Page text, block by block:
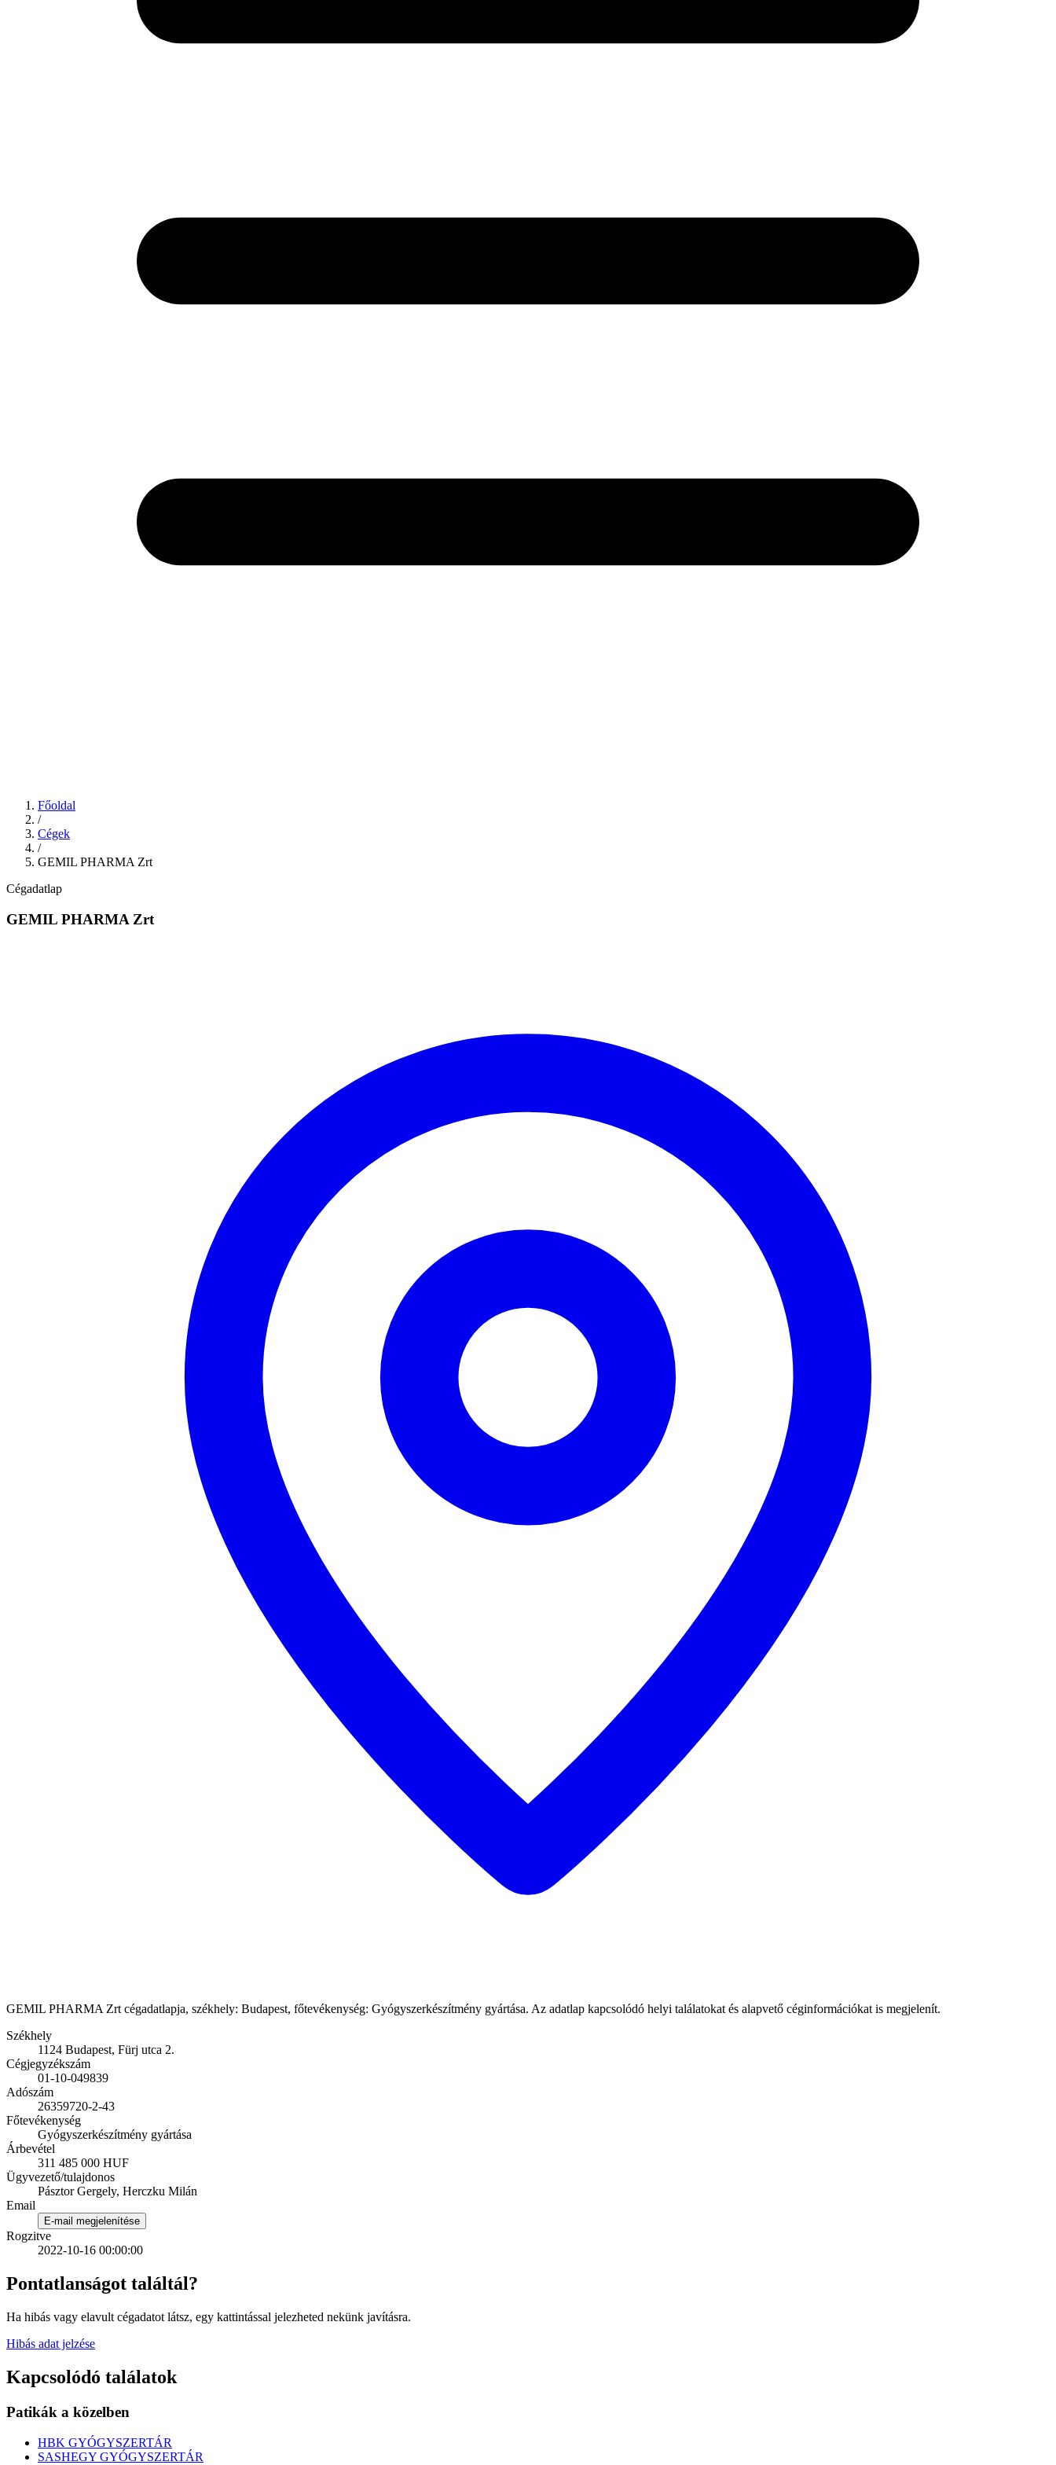
Főoldal
/
Cégek
/
GEMIL PHARMA Zrt
Cégadatlap
GEMIL PHARMA Zrt
GEMIL PHARMA Zrt cégadatlapja, székhely: Budapest, főtevékenység: Gyógyszerkészítmény gyártása. Az adatlap kapcsolódó helyi találatokat és alapvető céginformációkat is megjelenít.
Székhely
1124 Budapest, Fürj utca 2.
Cégjegyzékszám
01-10-049839
Adószám
26359720-2-43
Főtevékenység
Gyógyszerkészítmény gyártása
Árbevétel
311 485 000 HUF
Ügyvezető/tulajdonos
Pásztor Gergely, Herczku Milán
Email
E-mail megjelenítése
Rogzitve
2022-10-16 00:00:00
Pontatlanságot találtál?
Ha hibás vagy elavult cégadatot látsz, egy kattintással jelezheted nekünk javításra.
Hibás adat jelzése
Kapcsolódó találatok
Patikák a közelben
HBK GYÓGYSZERTÁR
SASHEGY GYÓGYSZERTÁR